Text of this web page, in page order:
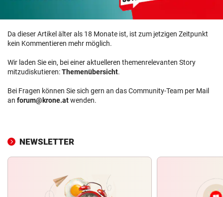
Da dieser Artikel älter als 18 Monate ist, ist zum jetzigen Zeitpunkt
kein Kommentieren mehr möglich.
Wir laden Sie ein, bei einer aktuelleren themenrelevanten Story
mitzudiskutieren:Themenübersicht.
Bei Fragen können Sie sich gern an das Community-Team per Mail
an forum@krone.atwenden.
NEWSLETTER